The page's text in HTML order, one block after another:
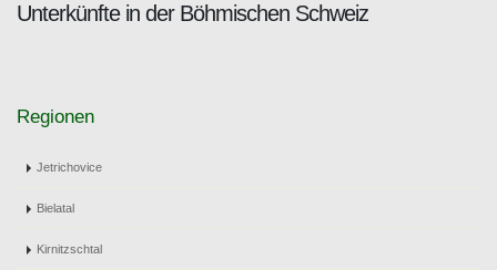
Unterkünfte in der Böhmischen Schweiz
Regionen
Jetrichovice
Bielatal
Kirnitzschtal